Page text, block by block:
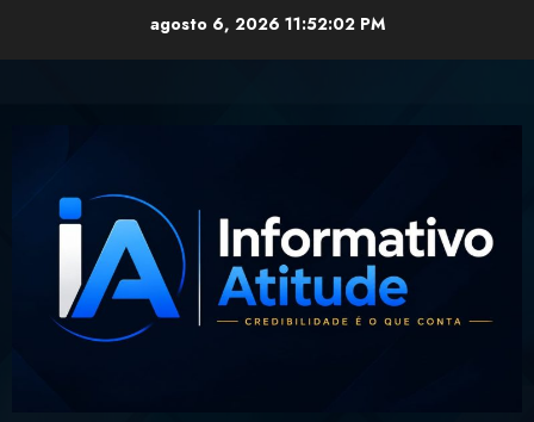
agosto 6, 2026 11:52:03 PM